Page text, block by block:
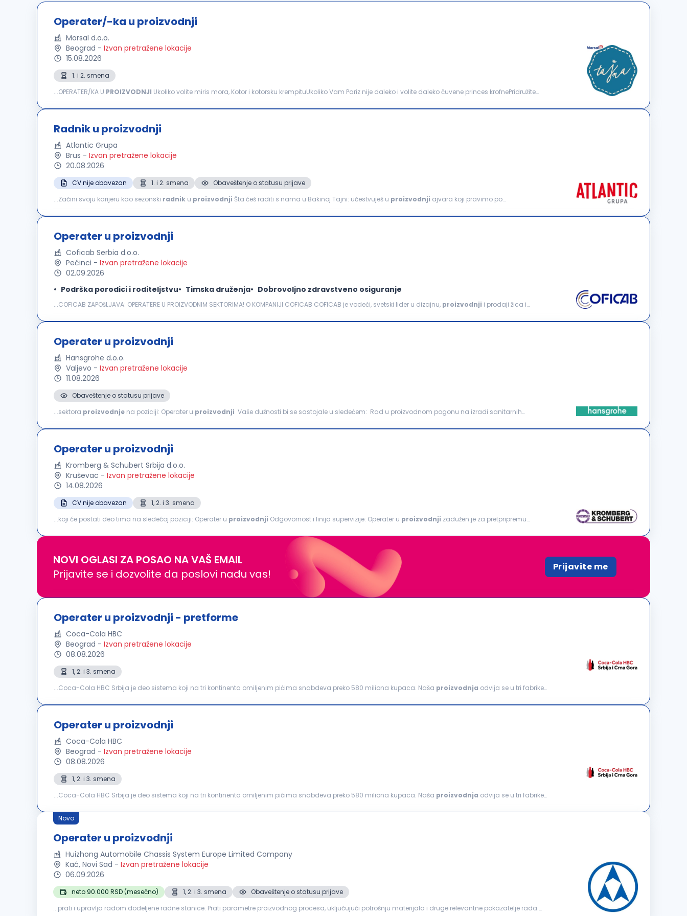
Operater/-ka u proizvodnji
Morsal d.o.o.
Beograd - Izvan pretražene lokacije
15.08.2026
1. i 2. smena
...OPERATER/KA U PROIZVODNJI Ukoliko volite miris mora, Kotor i kotorsku krempituUkoliko Vam Pariz nije daleko i volite daleko čuvene princes krofnePridružite
Radnik u proizvodnji
Atlantic Grupa
Brus - Izvan pretražene lokacije
20.08.2026
CV nije obavezan 1. i 2. smena
Obaveštenje o statusu prijave
...Začini svoju karijeru kao sezonski radnik u proizvodnji Šta ćeš raditi s nama u Bakinoj Tajni: učestvuješ u proizvodnji ajvara koji pravimo po
Operater u proizvodnji
Coficab Serbia d.o.o.
Pećinci - Izvan pretražene lokacije
02.09.2026
Podrška porodici i roditeljstvu
Timska druženja Dobrovoljno zdravstveno osiguranje
...COFICAB ZAPOšLJAVA: OPERATERE U PROIZVODNIM SEKTORIMA! O KOMPANIJI COFICAB COFICAB je vodeći, svetski lider u dizajnu, proizvodnji i prodaji žica i
Operater u proizvodnji
Hansgrohe d.o.o.
Valjevo - Izvan pretražene lokacije
11.08.2026
Obaveštenje o statusu prijave
...sektora proizvodnje na poziciji: Operater u proizvodnji Vaše dužnosti bi se sastojale u sledećem: Rad u proizvodnom pogonu na izradi sanitarnih
Operater u proizvodnji
Kromberg & Schubert Srbija d.o.o.
Kruševac - Izvan pretražene lokacije
14.08.2026
CV nije obavezan
1, 2. i 3. smena
...koji će postati deo tima na sledećoj poziciji: Operater u proizvodnji Odgovornost i linija supervizije: Operater u proizvodnji zadužen je za pretpripremu
NOVI OGLASI ZA POSAO NA VAŠ EMAIL
Prijavite se i dozvolite da poslovi nađu vas!
Prijavite me
Operater u proizvodnji - pretforme
Coca-Cola HBC
Beograd - Izvan pretražene lokacije
08.08.2026
1, 2. i 3. smena
...Coca-Cola HBC Srbija je deo sistema koji na tri kontinenta omiljenim pićima snabdeva preko 580 miliona kupaca. Naša proizvodnja odvija se u tri fabrike
Operater u proizvodnji
Coca-Cola HBC
Beograd - Izvan pretražene lokacije
08.08.2026
1, 2. i 3. smena
...Coca-Cola HBC Srbija je deo sistema koji na tri kontinenta omiljenim pićima snabdeva preko 580 miliona kupaca. Naša proizvodnja odvija se u tri fabrike
Novo
Operater u proizvodnji
Huizhong Automobile Chassis System Europe Limited Company
Kać, Novi Sad - Izvan pretražene lokacije
06.09.2026
neto 90.000 RSD (mesečno) 1, 2. i 3. smena
Obaveštenje o statusu prijave
...prati i upravlja radom dodeljene radne stanice. Prati parametre proizvodnog procesa, uključujući potrošnju materijala i druge relevantne pokazatelje rada.